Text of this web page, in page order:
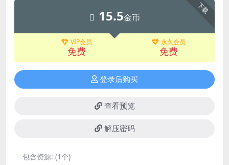
下载
15.5金币
VIP会员
免费
永久会员
免费
登录后购买
查看预览
解压密码
包含资源: (1个)